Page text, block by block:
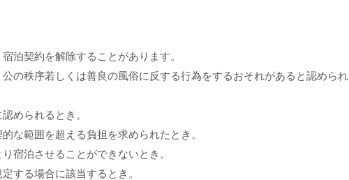
泊契約を解除することがあります。
の秩序若しくは善良の風俗に反する行為をするおそれがあると認められ
められるとき。
な範囲を超える負担を求められたとき。
宿泊させることができないとき。
する場合に該当するとき。